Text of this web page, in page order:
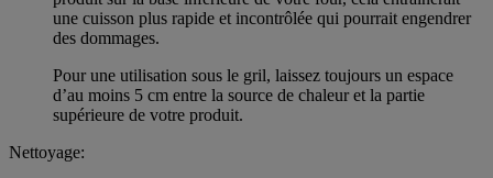
une cuisson plus rapide et incontrôlée qui pourrait engendrer
des dommages.
Pour une utilisation sous le gril, laissez toujours un espace
d’au moins 5 cm entre la source de chaleur et la partie
supérieure de votre produit.
Nettoyage: